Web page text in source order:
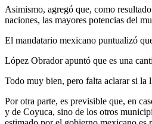
Asimismo, agregó que, como
naciones, las mayores potencias del
El mandatario mexicano puntualizó
López Obrador apuntó que es una
Todo muy bien, pero falta aclarar si la
Por otra parte, es previsible que, en
y de Coyuca, sino de los otros